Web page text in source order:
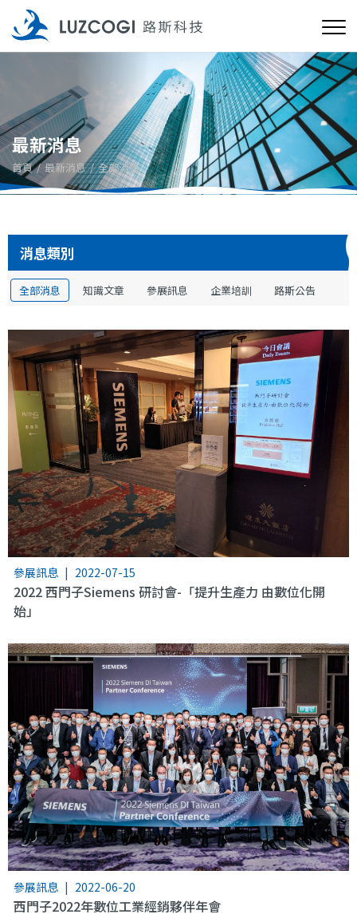
最新消息
首頁 最新消息 全部消息
消息類別
全部消息 知識文章 參展訊息 企業培訓 路斯公告
參展訊息 | 2022-07-15
2022 西門子Siemens 研討會-「提升生產力 由數位化開
始」
參展訊息 | 2022-06-20
西門子2022年數位工業經銷夥伴年會